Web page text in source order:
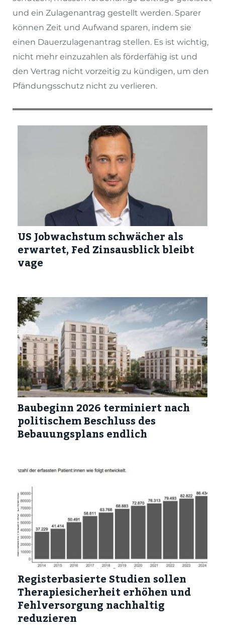
und ein Zulagenantrag gestellt werden. Sparer
können Zeit und Aufwand sparen, indem sie
einen Dauerzulagenantrag stellen. Es ist wichtig,
nicht mehr einzuzahlen als förderfähig ist und
den Vertrag nicht vorzeitig zu kündigen, um den
Pfändungsschutz nicht zu verlieren.
US Jobwachstum schwächer als
erwartet, Fed Zinsausblick bleibt
vage
Baubeginn 2026 terminiert nach
politischem Beschluss des
Bebauungsplans endlich
Registerbasierte Studien sollen
Therapiesicherheit erhöhen und
Fehlversorgung nachhaltig
reduzieren